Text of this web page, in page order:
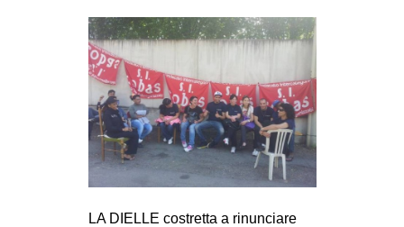
LA DIELLE costretta a rinunciare